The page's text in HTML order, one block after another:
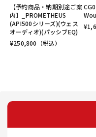
【予約商品・納期別途ご案
内】_PROMETHEUS
(API500シリーズ)(ウェス
オーディオ)(パッシブEQ)
¥250,800 （税込）
¥